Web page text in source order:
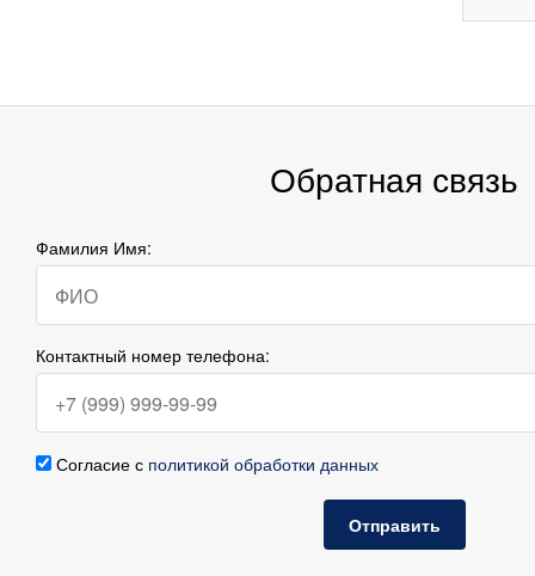
Обратная связь
Фамилия Имя:
Контактный номер телефона:
Согласие с политикой обработки данных
Отправить